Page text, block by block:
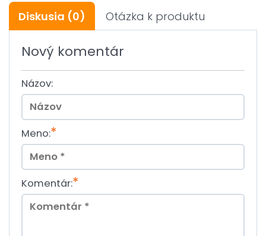
Diskusia (0) Otázka k produktu
Nový komentár
Názov:
Meno:*
Komentár:*